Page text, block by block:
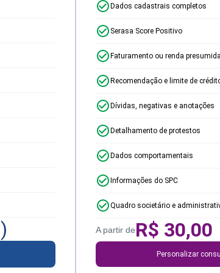
)
Dados cadastrais completos
Serasa Score Positivo
Faturamento ou renda presumida
Recomendação e limite de
Dívidas, negativas e anotações
Detalhamento de protestos
Dados comportamentais
Informações do SPC
Quadro societário e
A partir deR$ 30,00
Personalizar